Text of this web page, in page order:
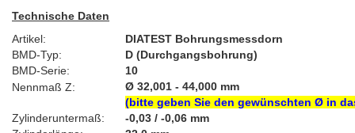
Technische Daten
Artikel:
DIATEST Bohrungsmessdorn
BMD-Typ:
D (Durchgangsbohrung)
BMD-Serie:
10
Nennmaß Z:
Ø 32,001 - 44,000 mm
(bitte geben Sie den gewünschten Ø in
Zylinderuntermaß:
-0,03 / -0,06 mm